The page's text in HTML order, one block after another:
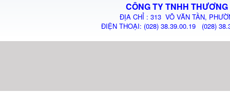
CÔNG TY TNHH
ĐỊA CHỈ : 313 VÕ VĂN TẦN,
ĐIỆN THOẠI: (028) 38.39.00.19 (028)